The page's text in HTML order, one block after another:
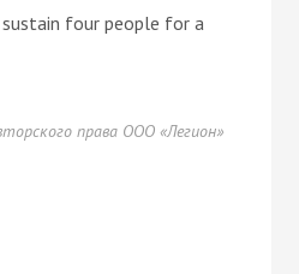
four people for a
права ООО «Легион»